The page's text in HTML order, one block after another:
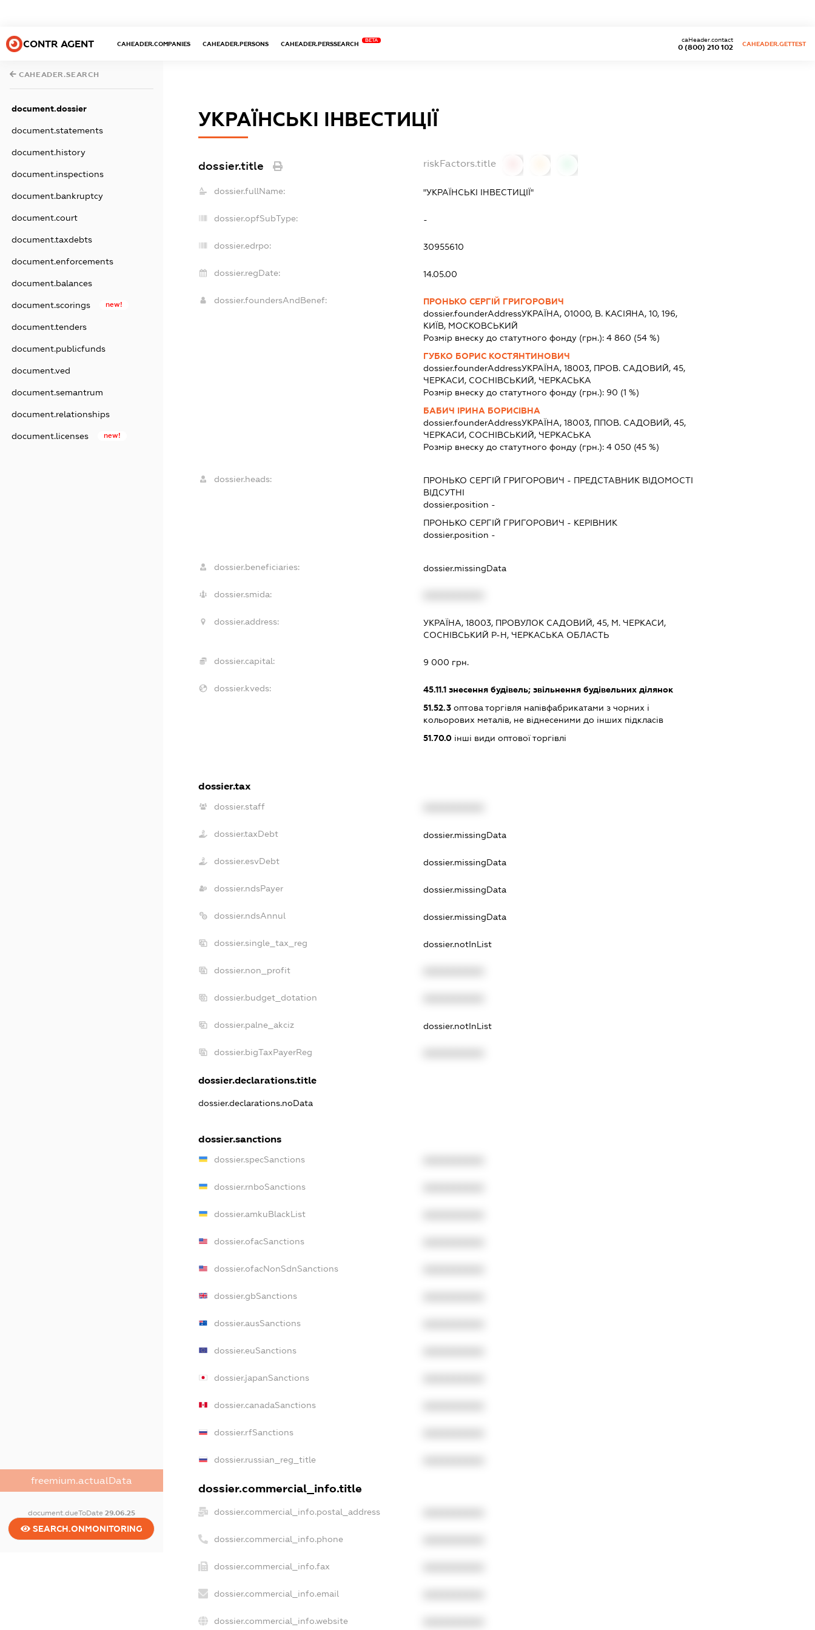
CONTR AGENT CAHEADER.COMPANIES CAHEADER.PERSONS CAHEADER.PERSSEARCH
BETA
0 (800) 210 102
caHeader.contact
CAHEADER.GETTEST
CAHEADER.SEARCH
document.dossier
document.statements
document.history
document.inspections
document.bankruptcy
document.court
document.taxdebts
document.enforcements
document.balances
document.scorings new!
document.tenders
document.publicfunds
document.ved
document.semantrum
document.relationships
document.licenses new!
freemium.actualData
document.dueToDate 29.06.25
SEARCH.ONMONITORING
УКРАЇНСЬКІ ІНВЕСТИЦІЇ
dossier.title riskFactors.title
dossier.fullName: "УКРАЇНСЬКІ ІНВЕСТИЦІЇ"
dossier.opfSubType: -
dossier.edrpo: 30955610
dossier.regDate: 14.05.00
dossier.foundersAndBenef:
ПРОНЬКО СЕРГІЙ ГРИГОРОВИЧ
dossier.founderAddressУКРАЇНА, 01000, В. КАСІЯНА, 10, 196,
КИЇВ, МОСКОВСЬКИЙ
Розмір внеску до статутного фонду (грн.): 4 860 (54 %)
ГУБКО БОРИС КОСТЯНТИНОВИЧ
dossier.founderAddressУКРАЇНА, 18003, ПРОВ. САДОВИЙ, 45,
ЧЕРКАСИ, СОСНІВСЬКИЙ, ЧЕРКАСЬКА
Розмір внеску до статутного фонду (грн.): 90 (1 %)
БАБИЧ ІРИНА БОРИСІВНА
dossier.founderAddressУКРАЇНА, 18003, ППОВ. САДОВИЙ, 45,
ЧЕРКАСИ, СОСНІВСЬКИЙ, ЧЕРКАСЬКА
Розмір внеску до статутного фонду (грн.): 4 050 (45 %)
dossier.heads: ПРОНЬКО СЕРГІЙ ГРИГОРОВИЧ - ПРЕДСТАВНИК ВІДОМОСТІ
ВІДСУТНІ
dossier.position -
ПРОНЬКО СЕРГІЙ ГРИГОРОВИЧ - КЕРІВНИК
dossier.position -
dossier.beneficiaries: dossier.missingData
dossier.smida:
dossier.address:
УКРАЇНА, 18003, ПРОВУЛОК САДОВИЙ, 45, М. ЧЕРКАСИ,
СОСНІВСЬКИЙ Р-Н, ЧЕРКАСЬКА ОБЛАСТЬ
dossier.capital: 9 000 грн.
dossier.kveds: 45.11.1знесення будівель; звільнення будівельних ділянок
51.52.3оптова торгівля напівфабрикатами з чорних і
кольорових металів, не віднесеними до інших підкласів
51.70.0інші види оптової торгівлі
dossier.tax
dossier.staff
dossier.taxDebt dossier.missingData
dossier.esvDebt dossier.missingData
dossier.ndsPayer dossier.missingData
dossier.ndsAnnul dossier.missingData
dossier.single_tax_reg dossier.notInList
dossier.non_profit
dossier.budget_dotation
dossier.palne_akciz dossier.notInList
dossier.bigTaxPayerReg
dossier.declarations.title
dossier.declarations.noData
dossier.sanctions
dossier.specSanctions
dossier.rnboSanctions
dossier.amkuBlackList
dossier.ofacSanctions
dossier.ofacNonSdnSanctions
dossier.gbSanctions
dossier.ausSanctions
dossier.euSanctions
dossier.japanSanctions
dossier.canadaSanctions
dossier.rfSanctions
dossier.russian_reg_title
dossier.commercial_info.title
dossier.commercial_info.postal_address
dossier.commercial_info.phone
dossier.commercial_info.fax
dossier.commercial_info.email
dossier.commercial_info.website